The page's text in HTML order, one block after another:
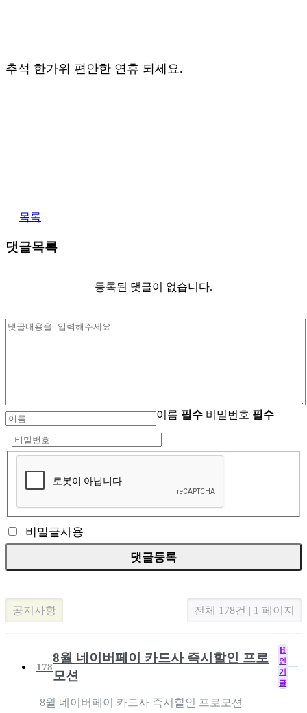
추석 한가위 편안한 연휴 되세요.
목록
댓글목록
등록된 댓글이 없습니다.
이름 필수 비밀번호 필수
비밀글사용
공지사항 전체 178건 | 1 페이지
178
8월 네이버페이 카드사 즉시할인 프로
모션
H
인
기
글
8월 네이버페이 카드사 즉시할인 프로모션